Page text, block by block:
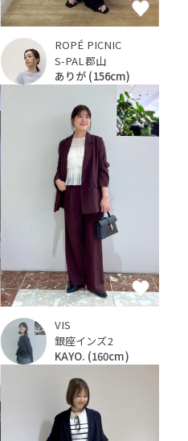
ROPÉ PICNIC
S-PAL郡山
ありが (156cm)
VIS
銀座インズ2
KAYO. (160cm)